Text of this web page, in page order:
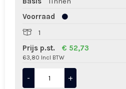
Voorraad
1
Prijs p.st.
€ 52,73
63,80 Incl BTW
- +